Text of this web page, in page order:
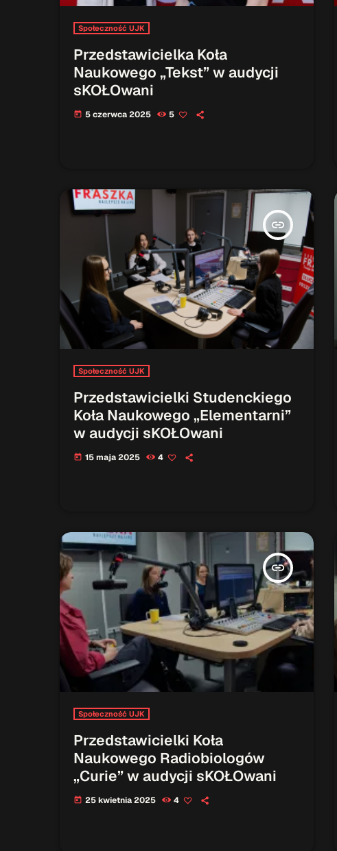
Społeczność UJK
Przedstawicielka Koła
Naukowego „Tekst” w audycji
sKOŁOwani
today 5 czerwca 2025 5
insert_link
Społeczność UJK
Przedstawicielki Studenckiego
Koła Naukowego „Elementarni”
w audycji sKOŁOwani
today 15 maja 2025 4
insert_link
Społeczność UJK
Przedstawicielki Koła
Naukowego Radiobiologów
„Curie” w audycji sKOŁOwani
today 25 kwietnia 2025 4